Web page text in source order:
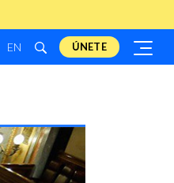
EN ÚNETE